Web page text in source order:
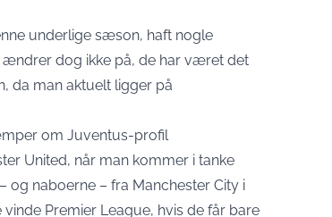
underlige sæson, haft nogle
dog ikke på, de har været det
da man aktuelt ligger på
om Juventus-profil
United, når man kommer i tanke
og naboerne – fra Manchester City i
Premier League, hvis de får bare